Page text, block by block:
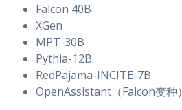
Falcon 40B
XGen
MPT-30B
Pythia-12B
RedPajama-INCITE-7B
OpenAssistant（Falcon变种）